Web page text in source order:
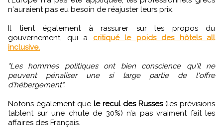
n'auraient pas eu besoin de réajuster leurs prix.
Il tient également à rassurer sur les propos du
gouvernement, qui a critiqué le poids des hôtels all
inclusive.
"Les hommes politiques ont bien conscience qu'il ne
peuvent pénaliser une si large partie de l'offre
d'hébergement".
Notons également que le recul des Russes(les prévisions
tablent sur une chute de 30%) n’a pas vraiment fait les
affaires des Français.